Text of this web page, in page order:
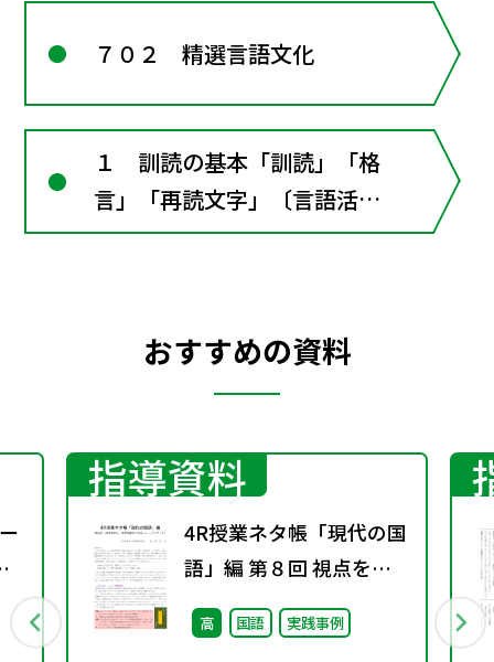
しよう"
７０２ 精選言語文化
１ 訓読の基本「訓読」「格
言」「再読文字」〔言語活
動〕漢字の読みと意味―漢和
おすすめの資料
指導資料
4R授業ネタ帳「現代の国
語」編 第８回 視点を変
え、発想を豊かにするト
レーニング（１）
高 国語 実践事例